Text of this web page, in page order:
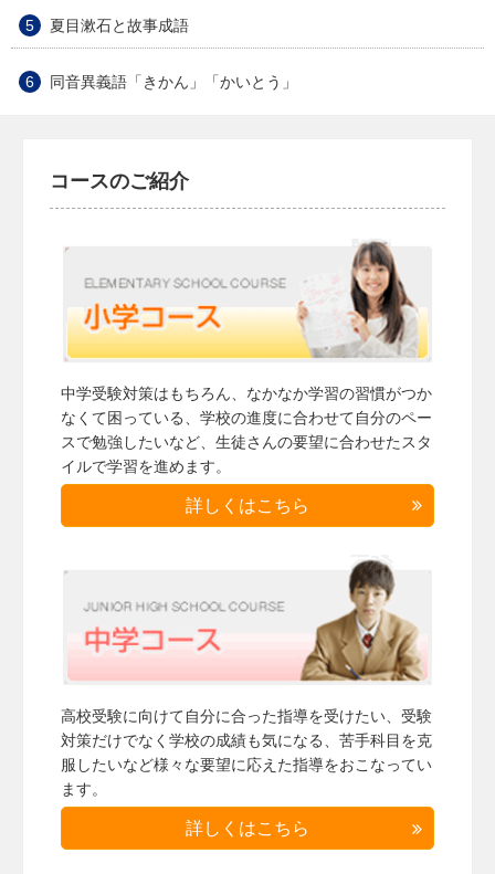
夏目漱石と故事成語
同音異義語「きかん」「かいとう」
コースのご紹介
中学受験対策はもちろん、なかなか学習の習慣がつか
なくて困っている、学校の進度に合わせて自分のペー
スで勉強したいなど、生徒さんの要望に合わせたスタ
イルで学習を進めます。
詳しくはこちら
高校受験に向けて自分に合った指導を受けたい、受験
対策だけでなく学校の成績も気になる、苦手科目を克
服したいなど様々な要望に応えた指導をおこなってい
ます。
詳しくはこちら